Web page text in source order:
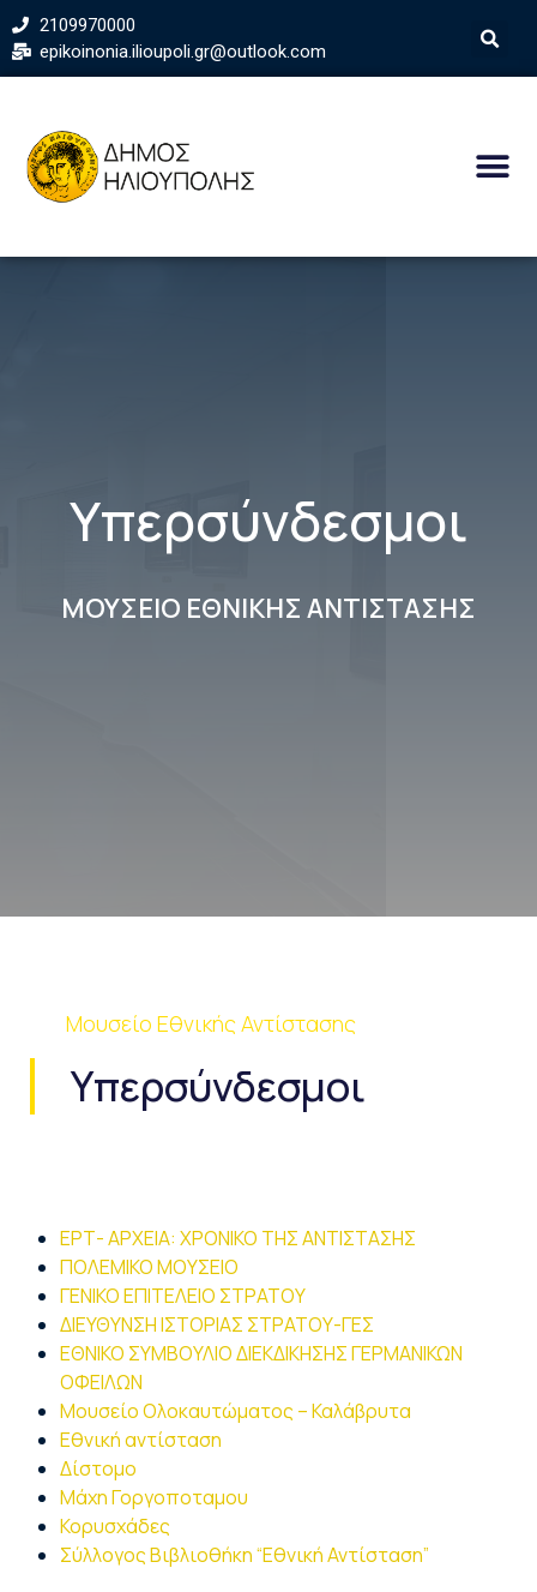
2109970000
epikoinonia.ilioupoli.gr@outlook.com
Υπερσύνδεσμοι
ΜΟΥΣΕΙΟ ΕΘΝΙΚΗΣ ΑΝΤΙΣΤΑΣΗΣ
Μουσείο Εθνικής Αντίστασης
Υπερσύνδεσμοι
ΕΡΤ- ΑΡΧΕΙΑ: ΧΡΟΝΙΚΟ ΤΗΣ ΑΝΤΙΣΤΑΣΗΣ
ΠΟΛΕΜΙΚΟ ΜΟΥΣΕΙΟ
ΓΕΝΙΚΟ ΕΠΙΤΕΛΕΙΟ ΣΤΡΑΤΟΥ
ΔΙΕΥΘΥΝΣΗ ΙΣΤΟΡΙΑΣ ΣΤΡΑΤΟΥ-ΓΕΣ
ΕΘΝΙΚΟ ΣΥΜΒΟΥΛΙΟ ΔΙΕΚΔΙΚΗΣΗΣ ΓΕΡΜΑΝΙΚΩΝ
ΟΦΕΙΛΩΝ
Μουσείο Ολοκαυτώματος – Καλάβρυτα
Εθνική αντίσταση
Δίστομο
Μάχη Γοργοποταμου
Κορυσχάδες
Σύλλογος Βιβλιοθήκη “Εθνική Αντίσταση”